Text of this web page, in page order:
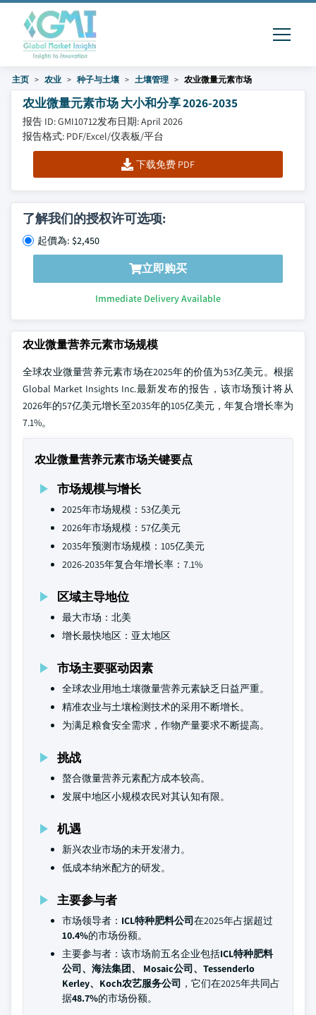
主页 农业 种子与土壤 土壤管理 农业微量元素市场
农业微量元素市场 大小和分享 2026-2035
报告 ID: GMI10712发布日期: April 2026
报告格式: PDF/Excel/仪表板/平台
下载免费 PDF
了解我们的授权许可选项:
起價為: $2,450
立即购买
Immediate Delivery Available
农业微量营养元素市场规模
全球农业微量营养元素市场在2025年的价值为53亿美元。根据
Global Market Insights Inc.最新发布的报告，该市场预计将从
2026年的57亿美元增长至2035年的105亿美元，年复合增长率为
7.1%。
农业微量营养元素市场关键要点
市场规模与增长
2025年市场规模：53亿美元
2026年市场规模：57亿美元
2035年预测市场规模：105亿美元
2026-2035年复合年增长率：7.1%
区域主导地位
最大市场：北美
增长最快地区：亚太地区
市场主要驱动因素
全球农业用地土壤微量营养元素缺乏日益严重。
精准农业与土壤检测技术的采用不断增长。
为满足粮食安全需求，作物产量要求不断提高。
挑战
螯合微量营养元素配方成本较高。
发展中地区小规模农民对其认知有限。
机遇
新兴农业市场的未开发潜力。
低成本纳米配方的研发。
主要参与者
市场领导者： ICL特种肥料公司在2025年占据超过
10.4%的市场份额。
主要参与者：该市场前五名企业包括ICL特种肥料
公司、海法集团、 Mosaic公司、Tessenderlo
Kerley、Koch农艺服务公司 ，它们在2025年共同占
据48.7%的市场份额。